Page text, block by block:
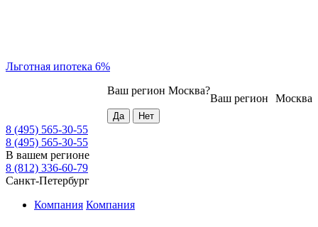
Льготная ипотека 6%
Москва
Ваш регион
Ваш регион Москва?
8 (495) 565-30-55
8 (495) 565-30-55
В вашем регионе
8 (812) 336-60-79
Санкт-Петербург
Компания Компания